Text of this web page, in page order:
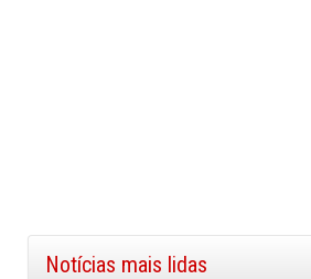
Notícias mais lidas